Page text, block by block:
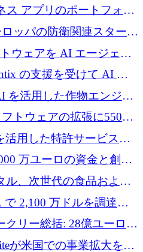
に 2,000 万ドルを調達
ス アプリのポートフォリ
リーズ A で 1,300 万ド
ッパの防衛関連スタート
援するために 5,000 万
ウェアを AI エージェン
万ドルを調達
の支援を受けて AI 求
るために 100 万ユーロ
を活用した作物エンジニ
ために 970 万ユーロを調
トウェアの拡張に550万
活用した特許サービスを
万ドルを調達
万ユーロの資金と創設
迎える
ル、次世代の食品および
イノベーションを支援
回クローズ額が 1 億ドル
2,100 万ドルを調達、
の最前線の労働者に提供
クリー総括: 28億ユーロの
ト
が米国での事業拡大を加